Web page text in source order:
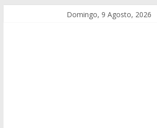
Domingo, 9 Agosto, 2026